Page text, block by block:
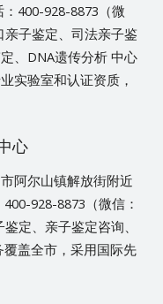
400-928-8873（微
子鉴定、司法亲子鉴
、DNA遗传分析 中心
实验室和认证资质，
心
阿尔山镇解放街附近
928-8873（微信：
定、亲子鉴定咨询、
盖全市，采用国际先